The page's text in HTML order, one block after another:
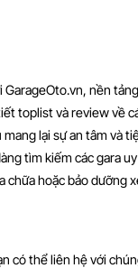
GarageOto.vn, nền
toplist và review về
lại sự an tâm và
tìm kiếm các gara
chữa hoặc bảo dưỡng
có thể liên hệ với